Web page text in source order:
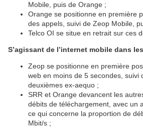
Mobile, puis de Orange ;
Orange se positionne en première
des appels, suivi de Zeop Mobile,
Telco OI se situe en retrait sur ces
S’agissant de l’internet mobile dans
Zeop se positionne en première
web en moins de 5 secondes, suivi
deuxièmes ex-aequo ;
SRR et Orange devancent les
débits de téléchargement, avec un
ce qui concerne la proportion de
Mbit/s ;